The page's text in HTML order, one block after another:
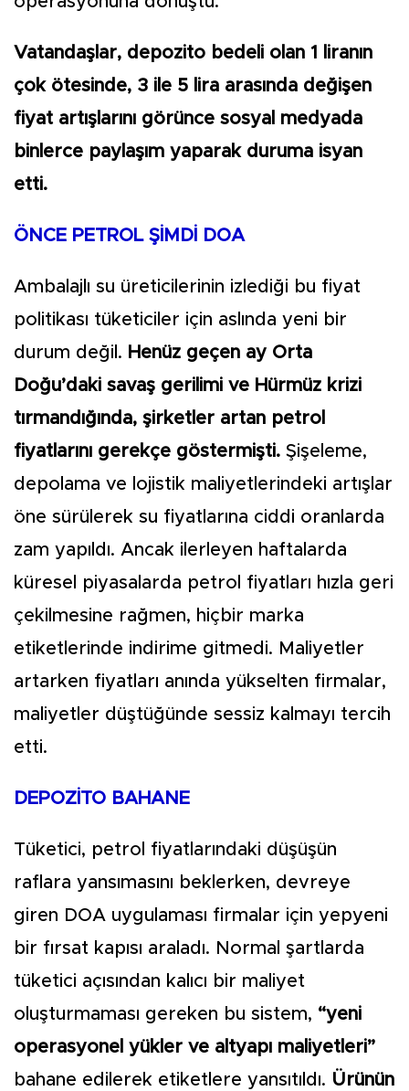
Vatandaşlar, depozito bedeli olan 1 liranın
çok ötesinde, 3 ile 5 lira arasında değişen
fiyat artışlarını görünce sosyal medyada
binlerce paylaşım yaparak duruma isyan
etti.
ÖNCE PETROL ŞİMDİ DOA
Ambalajlı su üreticilerinin izlediği bu fiyat
politikası tüketiciler için aslında yeni bir
durum değil. Henüz geçen ay Orta
Doğu’daki savaş gerilimi ve Hürmüz krizi
tırmandığında, şirketler artan petrol
fiyatlarını gerekçe göstermişti. Şişeleme,
depolama ve lojistik maliyetlerindeki artışlar
öne sürülerek su fiyatlarına ciddi oranlarda
zam yapıldı. Ancak ilerleyen haftalarda
küresel piyasalarda petrol fiyatları hızla geri
çekilmesine rağmen, hiçbir marka
etiketlerinde indirime gitmedi. Maliyetler
artarken fiyatları anında yükselten firmalar,
maliyetler düştüğünde sessiz kalmayı tercih
etti.
DEPOZİTO BAHANE
Tüketici, petrol fiyatlarındaki düşüşün
raflara yansımasını beklerken, devreye
giren DOA uygulaması firmalar için yepyeni
bir fırsat kapısı araladı. Normal şartlarda
tüketici açısından kalıcı bir maliyet
oluşturmaması gereken bu sistem, “yeni
operasyonel yükler ve altyapı maliyetleri”
bahane edilerek etiketlere yansıtıldı. Ürünün